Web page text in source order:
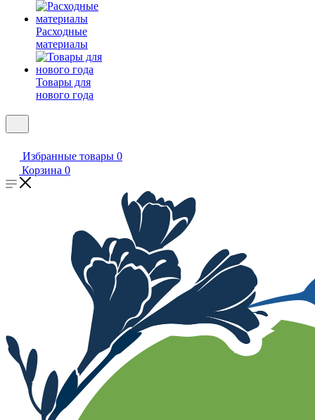
Расходные
материалы
Товары для
нового года
Избранные товары 0
Корзина 0